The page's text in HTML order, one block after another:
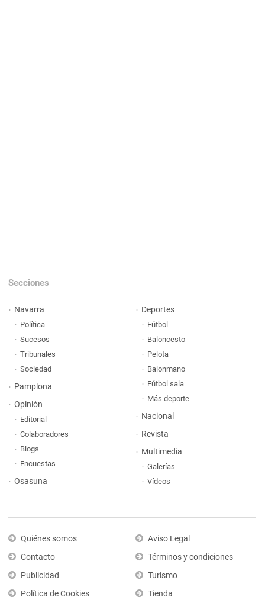
Secciones
Navarra
Política
Sucesos
Tribunales
Sociedad
Pamplona
Opinión
Editorial
Colaboradores
Blogs
Encuestas
Osasuna
Deportes
Fútbol
Baloncesto
Pelota
Balonmano
Fútbol sala
Más deporte
Nacional
Revista
Multimedia
Galerías
Vídeos
Quiénes somos
Contacto
Publicidad
Política de Cookies
Aviso Legal
Términos y condiciones
Turismo
Tienda